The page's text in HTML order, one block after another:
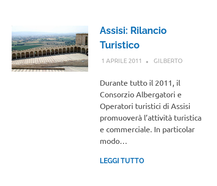
Assisi: Rilancio
Turistico
1 APRILE 2011 GILBERTONOTIZIE
Durante tutto il 2011, il
Consorzio Albergatori e
Operatori turistici di Assisi
promuoverà l’attività turistica
e commerciale. In particolar
modo…
LEGGI TUTTO